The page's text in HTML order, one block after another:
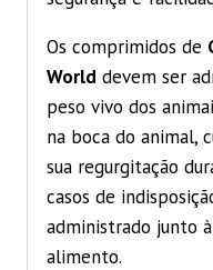
Os comprimidos de
World devem ser
peso vivo dos
na boca do animal,
sua regurgitação
casos de
administrado junto
alimento.